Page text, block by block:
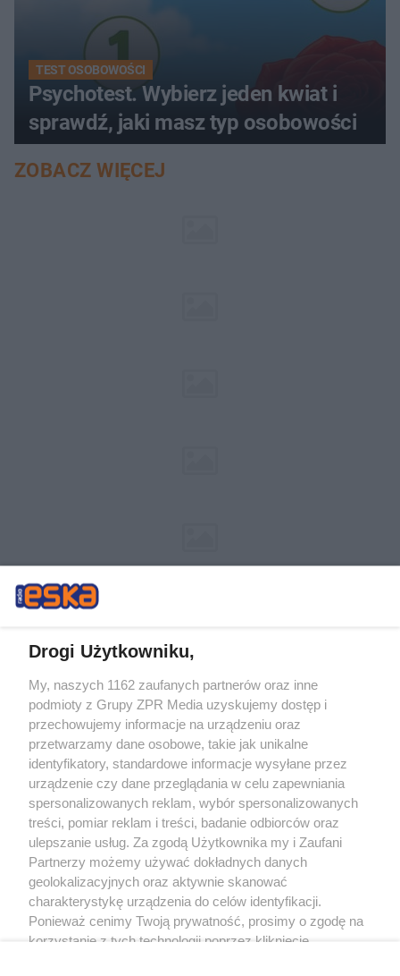
TEST OSOBOWOŚCI
Psychotest. Wybierz jeden kwiat i
sprawdź, jaki masz typ osobowości
ZOBACZ WIĘCEJ
Żaden utwór zamieszczony w serwisie nie może być powielany i
rozpowszechniany lub dalej rozpowszechniany w jakikolwiek sposób (w
tym także elektroniczny lub mechaniczny) na jakimkolwiek polu
eksploatacji w jakiejkolwiek formie, włącznie z umieszczaniem w Internecie
bez pisemnej zgody właściciela praw. Jakiekolwiek użycie lub
wykorzystanie utworów w całości lub w części z naruszeniem prawa, tzn.
bez właściwej zgody, jest zabronione pod groźbą kary i może być ścigane
prawnie.
O nas
Drogi Użytkowniku,
My, naszych 1162 zaufanych partnerów oraz inne
podmioty z Grupy ZPR Media uzyskujemy dostęp i
przechowujemy informacje na urządzeniu oraz
przetwarzamy dane osobowe, takie jak unikalne
identyfikatory, standardowe informacje wysyłane przez
urządzenie czy dane przeglądania w celu zapewniania
spersonalizowanych reklam, wybór spersonalizowanych
treści, pomiar reklam i treści, badanie odbiorców oraz
ulepszanie usług. Za zgodą Użytkownika my i Zaufani
Partnerzy możemy używać dokładnych danych
geolokalizacyjnych oraz aktywnie skanować
charakterystykę urządzenia do celów identyfikacji.
Ponieważ cenimy Twoją prywatność, prosimy o zgodę na
korzystanie z tych technologii poprzez kliknięcie